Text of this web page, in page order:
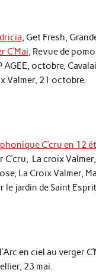
, Get Fresh,
C’Mai, Revue de
octobre,
Valmer, 21 octobre.
C’cru en 12
C’cru, La croix
La Croix Valmer,
jardin de Saint
en ciel au verger
23 mai.